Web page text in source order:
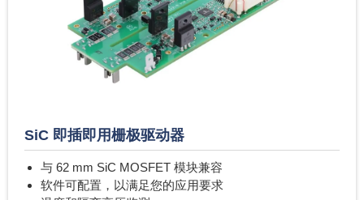
SiC 即插即用栅极驱动器
与 62 mm SiC MOSFET 模块兼容
软件可配置，以满足您的应用要求